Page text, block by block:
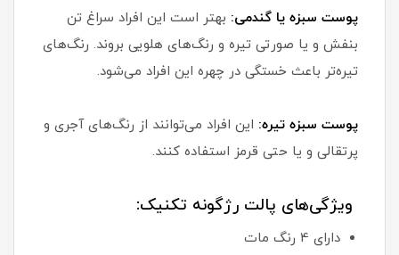
پوست سبزه یا گندمی: بهتر است این افراد سراغ تن
بنفش و یا صورتی تیره و رنگ‌های هلویی بروند. رنگ‌های
تیره‌تر باعث خستگی در چهره این افراد می‌شود.
پوست سبزه تیره: این افراد می‌توانند از رنگ‌های آجری و
پرتقالی و یا حتی قرمز استفاده کنند.
ویژگی‌های پالت رژگونه تکنیک:
دارای 4 رنگ مات